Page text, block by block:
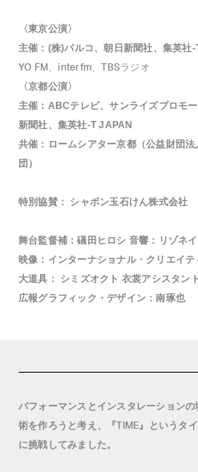
〈東京公演〉
主催：(株)パルコ、朝日新聞社、集英
YO FM、interfm、TBSラジオ
〈京都公演〉
主催：ABCテレビ、サンライズプロモ
新聞社、集英社-T JAPAN
共催：ロームシアター京都（公益財団
団）
特別協賛： シャボン玉石けん株式会社
舞台監督補：礒田ヒロシ 音響：リゾネ
映像：インターナショナル・クリエイテ
大道具： シミズオクト 衣裳アシスタン
広報グラフィック・デザイン：南琢也
パフォーマンスとインスタレーション
術を作ろうと考え、『TIME』というタ
に挑戦してみました。